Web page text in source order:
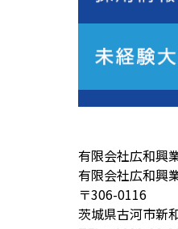
有限会社広和興
有限会社広和興
〒306-0116
茨城県古河市新